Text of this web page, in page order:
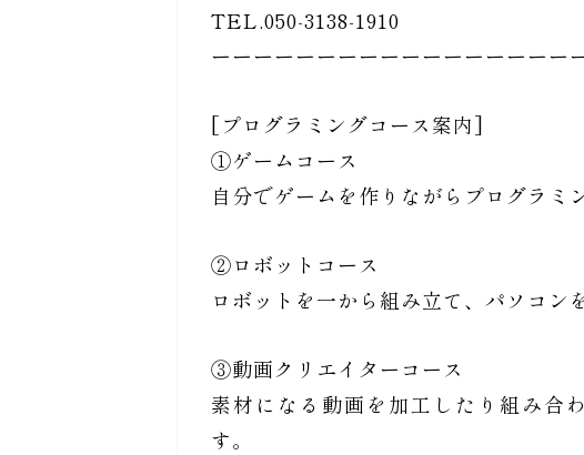
TEL.050-3138-1910
ーーーーーーーーーーーーーーーーー
[プログラミングコース案内]
①ゲームコース
自分でゲームを作りながらプログラミ
②ロボットコース
ロボットを一から組み立て、パソコ
③動画クリエイターコース
素材になる動画を加工したり組み合
す。